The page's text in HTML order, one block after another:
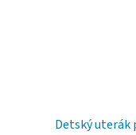
Detský uterák